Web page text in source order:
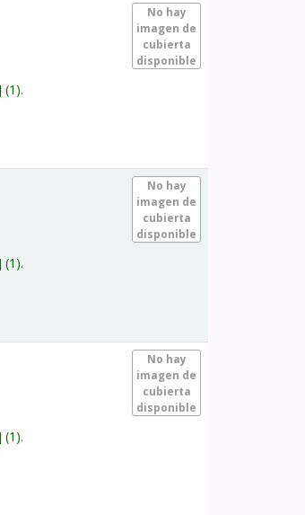
No hay
imagen de
cubierta
disponible
(1).
No hay
imagen de
cubierta
disponible
(1).
No hay
imagen de
cubierta
disponible
(1).